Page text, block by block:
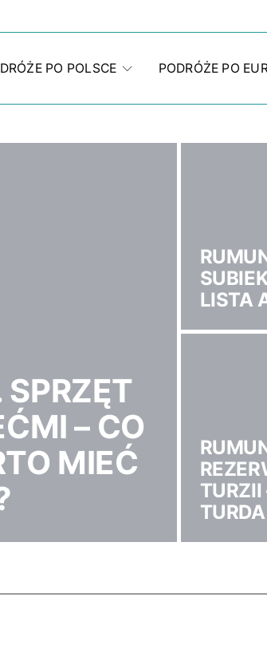
PO POLSCE PODRÓŻE PO
– CO
MIEĆ
LISTA
TURZII
TURDA